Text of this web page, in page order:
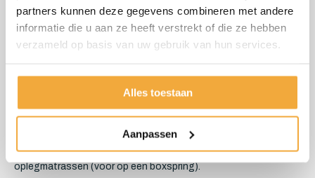
partners kunnen deze gegevens combineren met andere
informatie die u aan ze heeft verstrekt of die ze hebben
verzameld op basis van uw gebruik van hun services.
Alles toestaan
Aanpassen
Bent u op zoek naar een polyether/koudschuim matras op maat
voor in uw camper of camper kussens? Voor een afwijkend
of bijvoorbeeld uitsparingen, moet u zeker bij Skoy zijn.
Wij leveren ook camper matrassen op maat van traagfoam.
Deze matrassen vormen zich geheel naar uw lichaam.
Uiteraard leveren wij ook reguliere matrassen en
oplegmatrassen (voor op een boxspring).